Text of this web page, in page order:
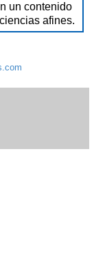
un contenido
afines.